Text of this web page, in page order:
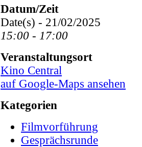
Datum/Zeit
Date(s) - 21/02/2025
15:00 - 17:00
Veranstaltungsort
Kino Central
auf Google-Maps ansehen
Kategorien
Filmvorführung
Gesprächsrunde